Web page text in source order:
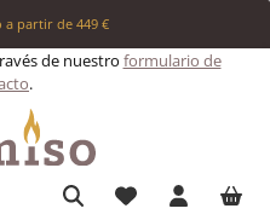
a partir de 449 €
de nuestro formulario de
.
Tienes 0